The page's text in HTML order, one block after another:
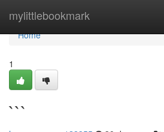
mylittlebookmark
Home
Home
1
```